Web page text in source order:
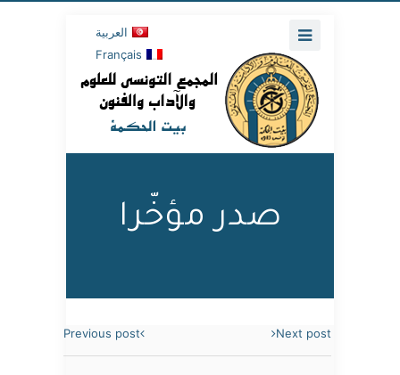
العربية
Français
صدر مؤخّرا
Previous post Next post